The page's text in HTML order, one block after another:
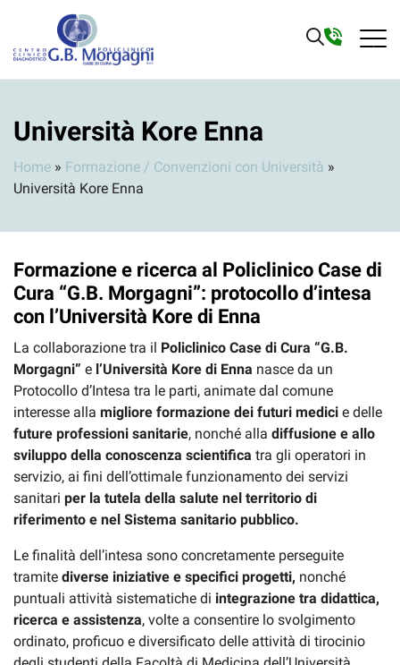
Università Kore Enna
Home » Formazione / Convenzioni con Università »
Università Kore Enna
Formazione e ricerca al Policlinico Case di
Cura “G.B. Morgagni”: protocollo d’intesa
con l’Università Kore di Enna
La collaborazione tra il Policlinico Case di Cura “G.B.
Morgagni” e l’Università Kore di Enna nasce da un
Protocollo d’Intesa tra le parti, animate dal comune
interesse alla migliore formazione dei futuri medici e delle
future professioni sanitarie, nonché alla diffusione e allo
sviluppo della conoscenza scientifica tra gli operatori in
servizio, ai fini dell’ottimale funzionamento dei servizi
sanitari per la tutela della salute nel territorio di
riferimento e nel Sistema sanitario pubblico.
Le finalità dell’intesa sono concretamente perseguite
tramite diverse iniziative e specifici progetti, nonché
puntuali attività sistematiche di integrazione tra didattica,
ricerca e assistenza, volte a consentire lo svolgimento
ordinato, proficuo e diversificato delle attività di tirocinio